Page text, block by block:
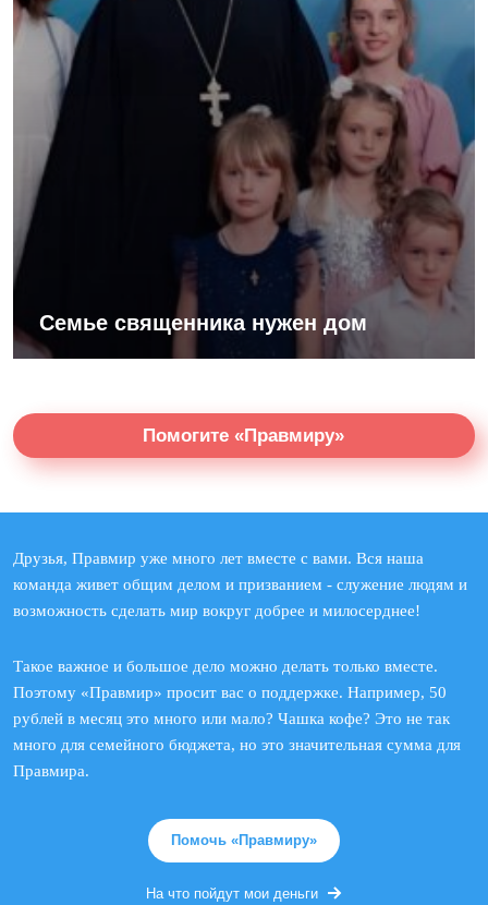
Семье священника нужен дом
Помогите «Правмиру»
Друзья, Правмир уже много лет вместе с вами. Вся наша
команда живет общим делом и призванием - служение людям и
возможность сделать мир вокруг добрее и милосерднее!
Такое важное и большое дело можно делать только вместе.
Поэтому «Правмир» просит вас о поддержке. Например, 50
рублей в месяц это много или мало? Чашка кофе? Это не так
много для семейного бюджета, но это значительная сумма для
Правмира.
Помочь «Правмиру»
На что пойдут мои деньги